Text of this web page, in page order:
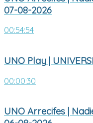
07-08-2026
00:54:54
UNO Play |
00:00:30
UNO Arrecifes |